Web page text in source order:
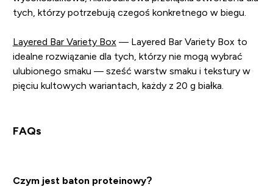
tych, którzy potrzebują czegoś konkretnego w biegu.
Layered Bar Variety Box — Layered Bar Variety Box to
idealne rozwiązanie dla tych, którzy nie mogą wybrać
ulubionego smaku — sześć warstw smaku i tekstury w
pięciu kultowych wariantach, każdy z 20 g białka.
FAQs
Czym jest baton proteinowy?